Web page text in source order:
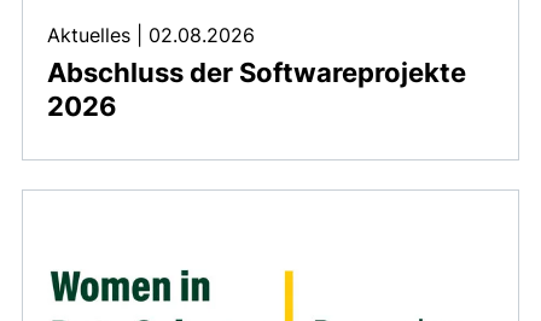
Abschluss der Softwareprojekte
2026
Aktuelles 02.08.2026